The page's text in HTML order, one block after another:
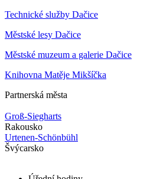
Technické služby Dačice
Městské lesy Dačice
Městské muzeum a galerie Dačice
Knihovna Matěje Mikšíčka
Partnerská města
Groß-Siegharts
Rakousko
Urtenen-Schönbühl
Švýcarsko